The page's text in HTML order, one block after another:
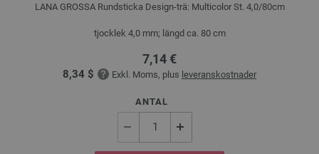
LANA GROSSA Rundsticka Design-trä: Multicolor St. 4,0/80cm
tjocklek 4,0 mm; längd ca. 80 cm
7,14 €
8,34 $ Exkl. Moms, plus leveranskostnader
ANTAL